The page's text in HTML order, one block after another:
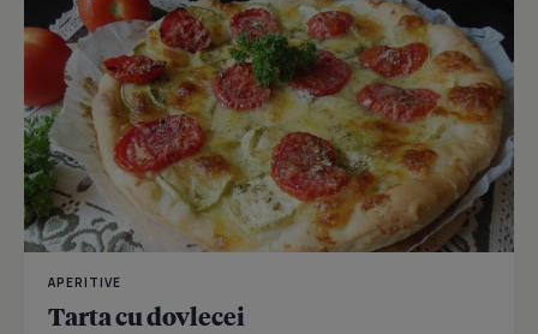
APERITIVE
Tarta cu dovlecei